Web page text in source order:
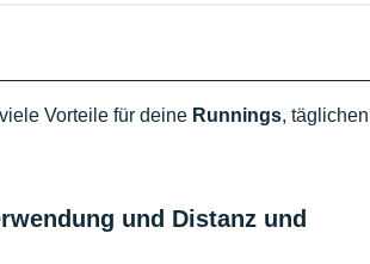
Vorteile für deine Runnings, täglichen
und Distanz und